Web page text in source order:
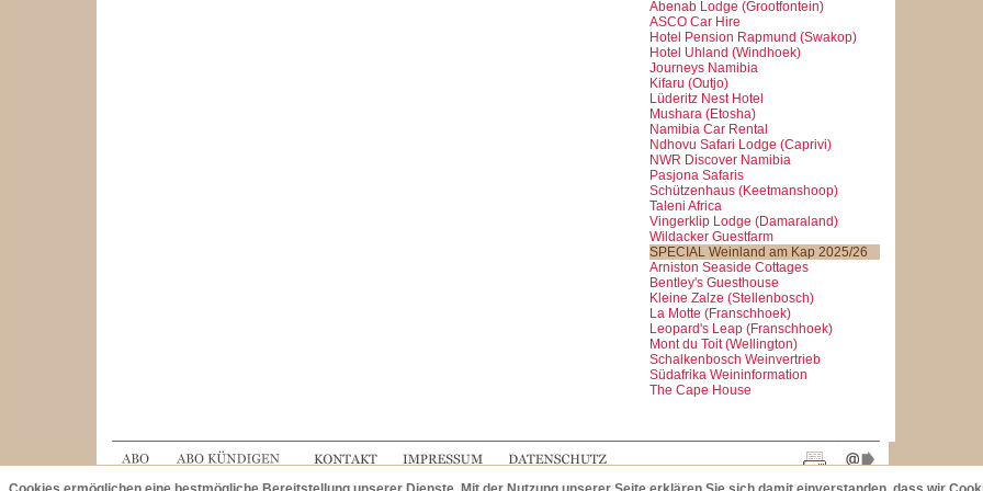
Abenab Lodge (Grootfontein)
ASCO Car Hire
Hotel Pension Rapmund (Swakop)
Hotel Uhland (Windhoek)
Journeys Namibia
Kifaru (Outjo)
Lüderitz Nest Hotel
Mushara (Etosha)
Namibia Car Rental
Ndhovu Safari Lodge (Caprivi)
NWR Discover Namibia
Pasjona Safaris
Schützenhaus (Keetmanshoop)
Taleni Africa
Vingerklip Lodge (Damaraland)
Wildacker Guestfarm
SPECIAL Weinland am Kap 2025/26
Arniston Seaside Cottages
Bentley's Guesthouse
Kleine Zalze (Stellenbosch)
La Motte (Franschhoek)
Leopard's Leap (Franschhoek)
Mont du Toit (Wellington)
Schalkenbosch Weinvertrieb
Südafrika Weininformation
The Cape House